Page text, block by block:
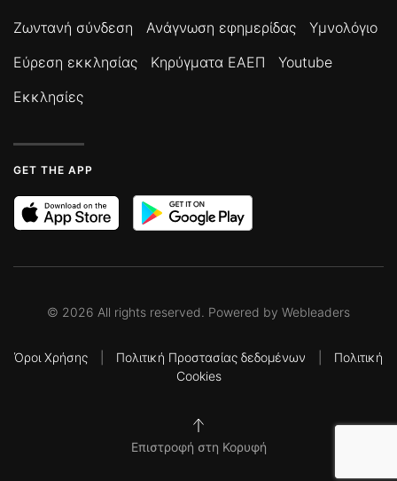
Ζωντανή σύνδεση Ανάγνωση εφημερίδας
Υμνολόγιο
Εύρεση εκκλησίας
Κηρύγματα ΕΑΕΠ
Youtube
Εκκλησίες
GET THE APP
© 2026 All rights reserved. Powered by Webleaders
Όροι Χρήσης Πολιτική Προστασίας δεδομένων
Πολιτική
Cookies
Επιστροφή στη Κορυφή